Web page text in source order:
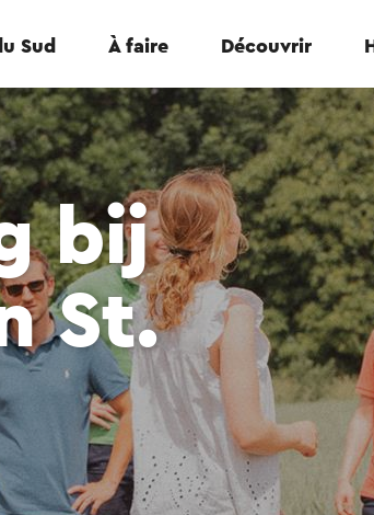
Sud À faire Découvrir
bij
St.